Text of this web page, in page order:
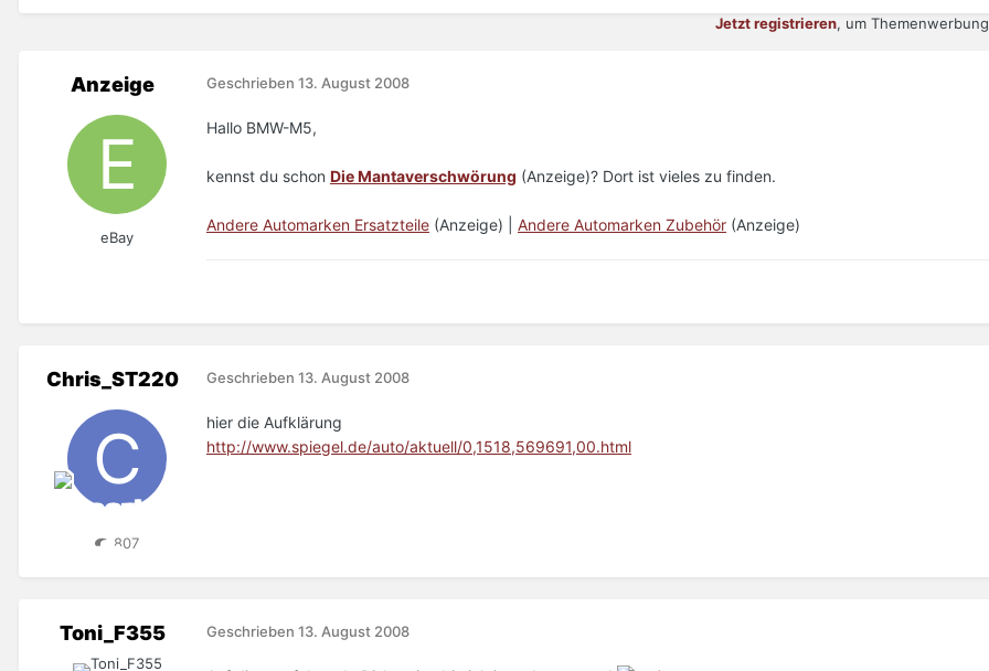
Jetzt registrieren, um
Anzeige
eBay
Geschrieben 13. August 2008
Hallo BMW-M5,
kennst du schon Die Mantaverschwörung (Anzeige)? Dort ist vieles zu finden.
Andere Automarken Ersatzteile (Anzeige) | Andere Automarken Zubehör (Anzeige)
Chris_ST220
807
Geschrieben 13. August 2008
hier die Aufklärung
http://www.spiegel.de/auto/aktuell/0,1518,569691,00.html
Toni_F355 Geschrieben 13. August 2008